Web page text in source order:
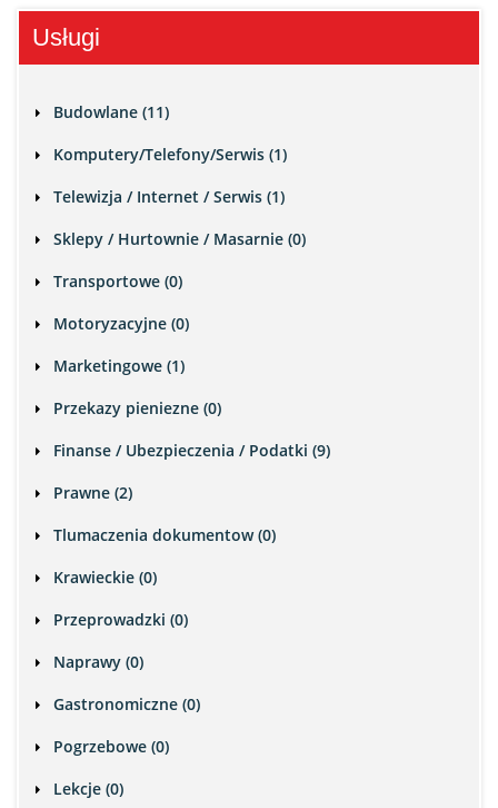
Usługi
Budowlane (11)
Komputery/Telefony/Serwis (1)
Telewizja / Internet / Serwis (1)
Sklepy / Hurtownie / Masarnie (0)
Transportowe (0)
Motoryzacyjne (0)
Marketingowe (1)
Przekazy pieniezne (0)
Finanse / Ubezpieczenia / Podatki (9)
Prawne (2)
Tlumaczenia dokumentow (0)
Krawieckie (0)
Przeprowadzki (0)
Naprawy (0)
Gastronomiczne (0)
Pogrzebowe (0)
Lekcje (0)